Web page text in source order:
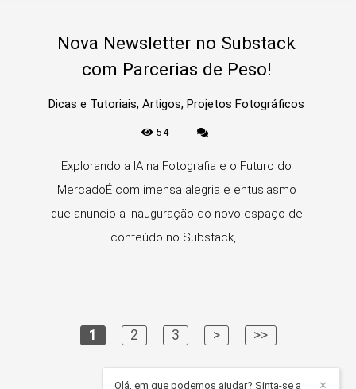
Nova Newsletter no Substack
com Parcerias de Peso!
Dicas e Tutoriais, Artigos, Projetos Fotográficos
54
Explorando a IA na Fotografia e o Futuro do
MercadoÉ com imensa alegria e entusiasmo
que anuncio a inauguração do novo espaço de
conteúdo no Substack,...
1 2 3 > >>
✕
Olá, em que podemos ajudar? Sinta-se a